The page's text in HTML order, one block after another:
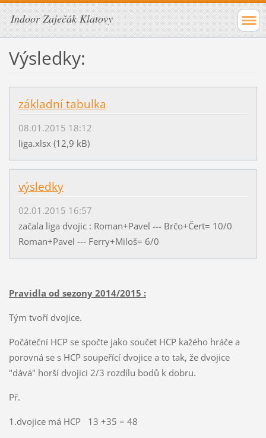
Indoor Zaječák Klatovy
Výsledky:
základní tabulka
08.01.2015 18:12
liga.xlsx (12,9 kB)
výsledky
02.01.2015 16:57
začala liga dvojic : Roman+Pavel --- Brčo+Čert= 10/0
Roman+Pavel --- Ferry+Miloš= 6/0
Pravidla od sezony 2014/2015 :
Tým tvoří dvojice.
Počáteční HCP se spočte jako součet HCP kažého hráče a
porovná se s HCP soupeřící dvojice a to tak, že dvojice
"dává" horší dvojici 2/3 rozdílu bodů k dobru.
Př.
1.dvojice má HCP 13 +35 = 48